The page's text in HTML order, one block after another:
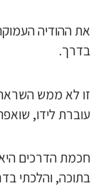
את ההודיה
בדרך.
זו לא ממש
עוברת לידו,
חכמת הדרכים
בתוכה, והלכתי